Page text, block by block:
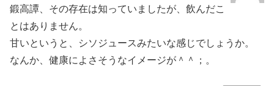
鍛高譚、その存在は知っていましたが、飲んだこ
とはありません。
甘いというと、シソジュースみたいな感じでしょうか。
なんか、健康によさそうなイメージが＾＾；。